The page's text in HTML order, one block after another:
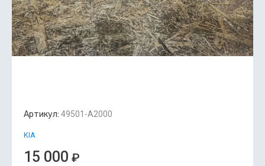
Артикул: 49501-A2000
KIA
15 000 ₽